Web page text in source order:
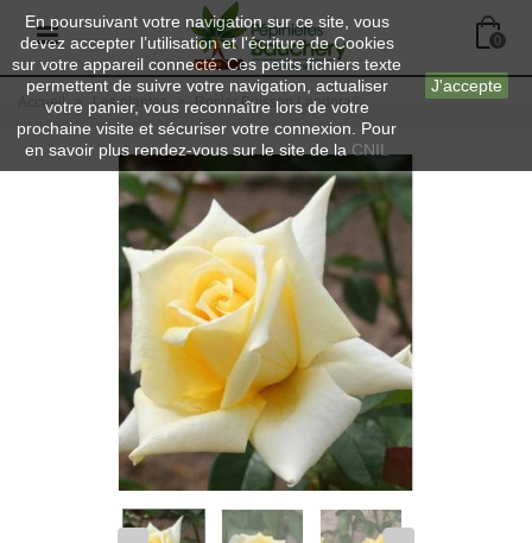
En poursuivant votre navigation sur ce site, vous
devez accepter l’utilisation et l'écriture de Cookies
sur votre appareil connecté. Ces petits fichiers texte
permettent de suivre votre navigation, actualiser
votre panier, vous reconnaître lors de votre
prochaine visite et sécuriser votre connexion. Pour
en savoir plus rendez-vous sur le site de la CNIL
J'accepte
0
Accueil > Les plantes > Rosier Buisson Landora®